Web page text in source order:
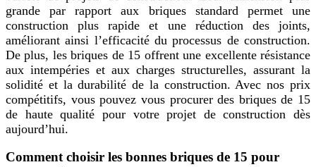
grande par rapport aux briques standard permet une
construction plus rapide et une réduction des joints,
améliorant ainsi l’efficacité du processus de construction.
De plus, les briques de 15 offrent une excellente résistance
aux intempéries et aux charges structurelles, assurant la
solidité et la durabilité de la construction. Avec nos prix
compétitifs, vous pouvez vous procurer des briques de 15
de haute qualité pour votre projet de construction dès
aujourd’hui.
Comment choisir les bonnes briques de 15 pour